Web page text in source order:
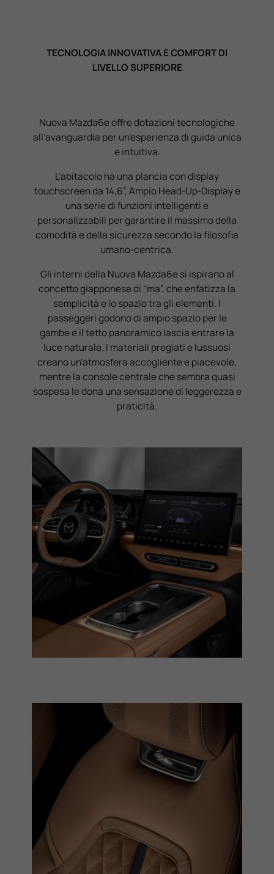
TECNOLOGIA INNOVATIVA E COMFORT DI
LIVELLO SUPERIORE
Nuova Mazda6e offre dotazioni tecnologiche
all’avanguardia per un’esperienza di guida unica
e intuitiva.
L’abitacolo ha una plancia con display
touchscreen da 14,6”, Ampio Head-Up-Display e
una serie di funzioni intelligenti e
personalizzabili per garantire il massimo della
comodità e della sicurezza secondo la filosofia
umano-centrica.
Gli interni della Nuova Mazda6e si ispirano al
concetto giapponese di “ma”, che enfatizza la
semplicità e lo spazio tra gli elementi. I
passeggeri godono di ampio spazio per le
gambe e il tetto panoramico lascia entrare la
luce naturale. I materiali pregiati e lussuosi
creano un’atmosfera accogliente e piacevole,
mentre la console centrale che sembra quasi
sospesa le dona una sensazione di leggerezza e
praticità.